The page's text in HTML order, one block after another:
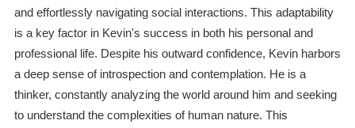
and effortlessly navigating social interactions. This adaptability
is a key factor in Kevin's success in both his personal and
professional life. Despite his outward confidence, Kevin harbors
a deep sense of introspection and contemplation. He is a
thinker, constantly analyzing the world around him and seeking
to understand the complexities of human nature. This